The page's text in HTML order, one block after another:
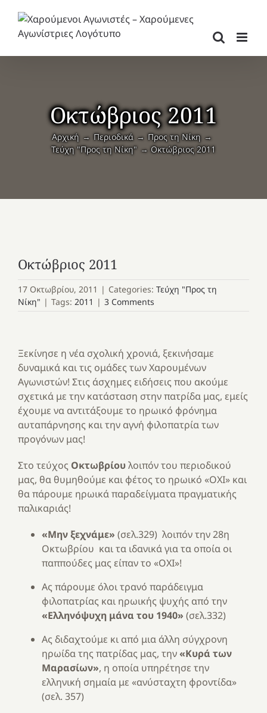
περιεχόμενο
Οκτώβριος 2011
Αρχική Περιοδικά
Προς τη Νίκη
Τεύχη "Προς τη Νίκη"
Οκτώβριος 2011
Οκτώβριος 2011
17 Οκτωβρίου, 2011 | Categories: Τεύχη "Προς τη
Νίκη" | Tags: 2011 | 3 Comments
Ξεκίνησε η νέα σχολική χρονιά, ξεκινήσαμε
δυναμικά και τις ομάδες των Χαρουμένων
Αγωνιστών! Στις άσχημες ειδήσεις που ακούμε
σχετικά με την κατάσταση στην πατρίδα μας, εμείς
έχουμε να αντιτάξουμε το ηρωικό φρόνημα
αυταπάρνησης και την αγνή φιλοπατρία των
προγόνων μας!
Στο τεύχος Οκτωβρίουλοιπόν του περιοδικού
μας, θα θυμηθούμε και φέτος το ηρωικό «ΟΧΙ» και
θα πάρουμε ηρωικά παραδείγματα πραγματικής
παλικαριάς!
«Μην ξεχνάμε» (σελ.329) λοιπόν την 28η
Οκτωβρίου και τα ιδανικά για τα οποία οι
παππούδες μας είπαν το «ΟΧΙ»!
Ας πάρουμε όλοι τρανό παράδειγμα
φιλοπατρίας και ηρωικής ψυχής από την
«Ελληνόψυχη μάνα του 1940» (σελ.332)
Ας διδαχτούμε κι από μια άλλη σύγχρονη
ηρωίδα της πατρίδας μας, την«Κυρά των
Μαρασίων», η οποία υπηρέτησε την
ελληνική σημαία με «ανύσταχτη φροντίδα»
(σελ. 357)